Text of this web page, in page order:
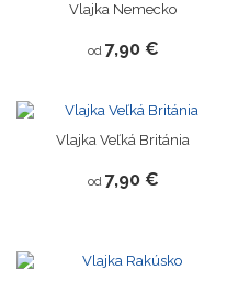
Vlajka Nemecko
od 7,90 €
Vlajka Veľká Británia
od 7,90 €